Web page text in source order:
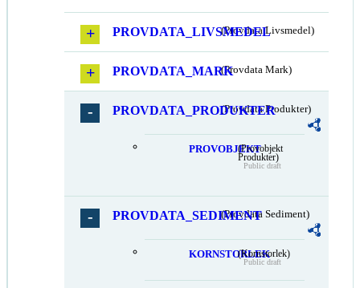
PROVDATA_LIVSMEDEL
(Provdata Livsmedel)
PROVDATA_MARK(Provdata Mark)
PROVDATA_PRODUKTER
(Provdata Produkter)
PROVOBJEKT(Provobjekt
Produkter)
Public draft
PROVDATA_SEDIMENT(Provdata Sediment)
KORNSTORLEK
(Kornstorlek)
Public draft